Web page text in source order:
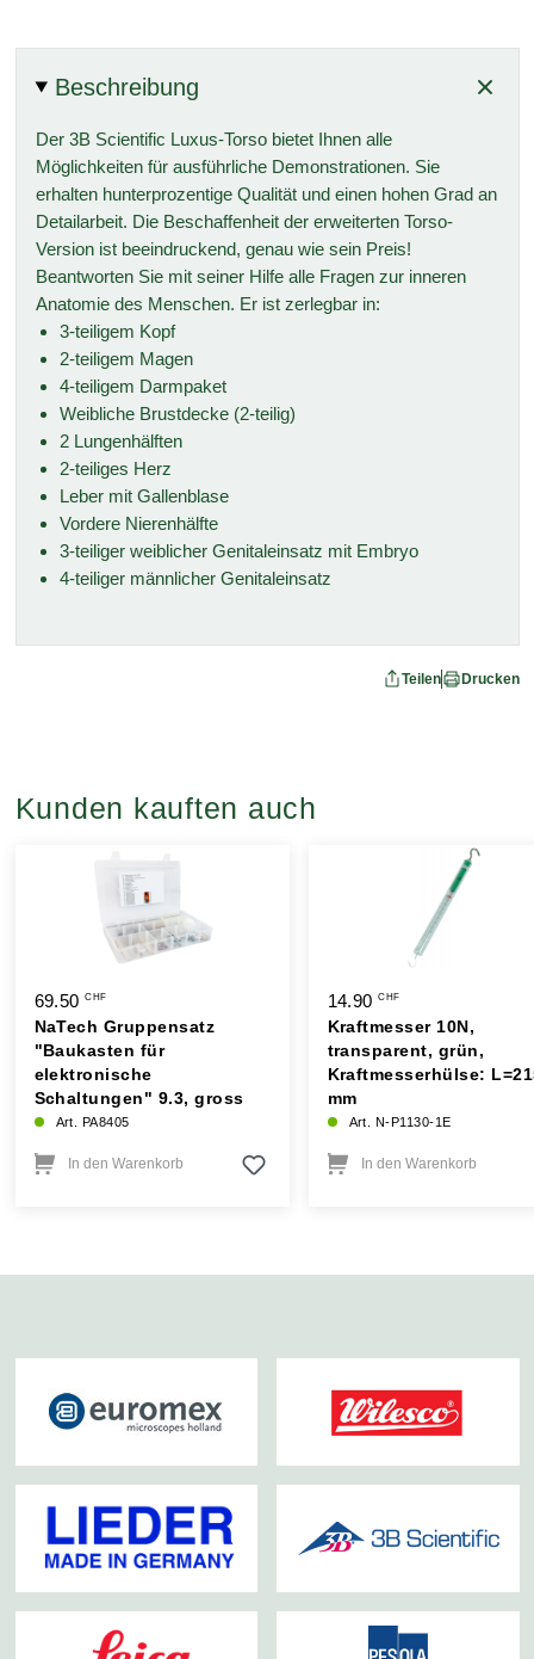
Beschreibung
Der 3B Scientific Luxus-Torso bietet Ihnen alle
Möglichkeiten für ausführliche Demonstrationen. Sie
erhalten hunterprozentige Qualität und einen hohen Grad an
Detailarbeit. Die Beschaffenheit der erweiterten Torso-
Version ist beeindruckend, genau wie sein Preis!
Beantworten Sie mit seiner Hilfe alle Fragen zur inneren
Anatomie des Menschen. Er ist zerlegbar in:
3-teiligem Kopf
2-teiligem Magen
4-teiligem Darmpaket
Weibliche Brustdecke (2-teilig)
2 Lungenhälften
2-teiliges Herz
Leber mit Gallenblase
Vordere Nierenhälfte
3-teiliger weiblicher Genitaleinsatz mit Embryo
4-teiliger männlicher Genitaleinsatz
Teilen Drucken
Kunden kauften auch
69.50CHF
NaTech Gruppensatz
"Baukasten für
elektronische
Schaltungen" 9.3, gross
Art. PA8405
In den Warenkorb
14.90CHF
Kraftmesser 10N,
transparent, grün,
Kraftmesserhülse:
mm
Art. N-P1130-1E
In den Warenkorb